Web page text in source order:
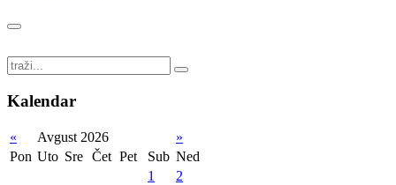
Kalendar
« Avgust 2026
»
Pon Uto Sre Čet Pet Sub Ned
1
2